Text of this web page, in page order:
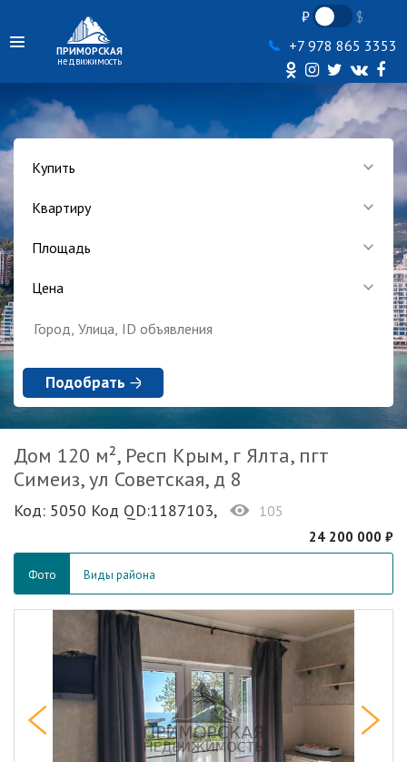
ПРИМОРСКАЯ
недвижимость
+7 978 865 3353
Купить
Квартиру
Площадь
Цена
Подобрать
Дом 120 м², Респ Крым, г Ялта, пгт
Симеиз, ул Советская, д 8
Код: 5050 Код QD:1187103, 105
24 200 000 ₽
Фото Виды района